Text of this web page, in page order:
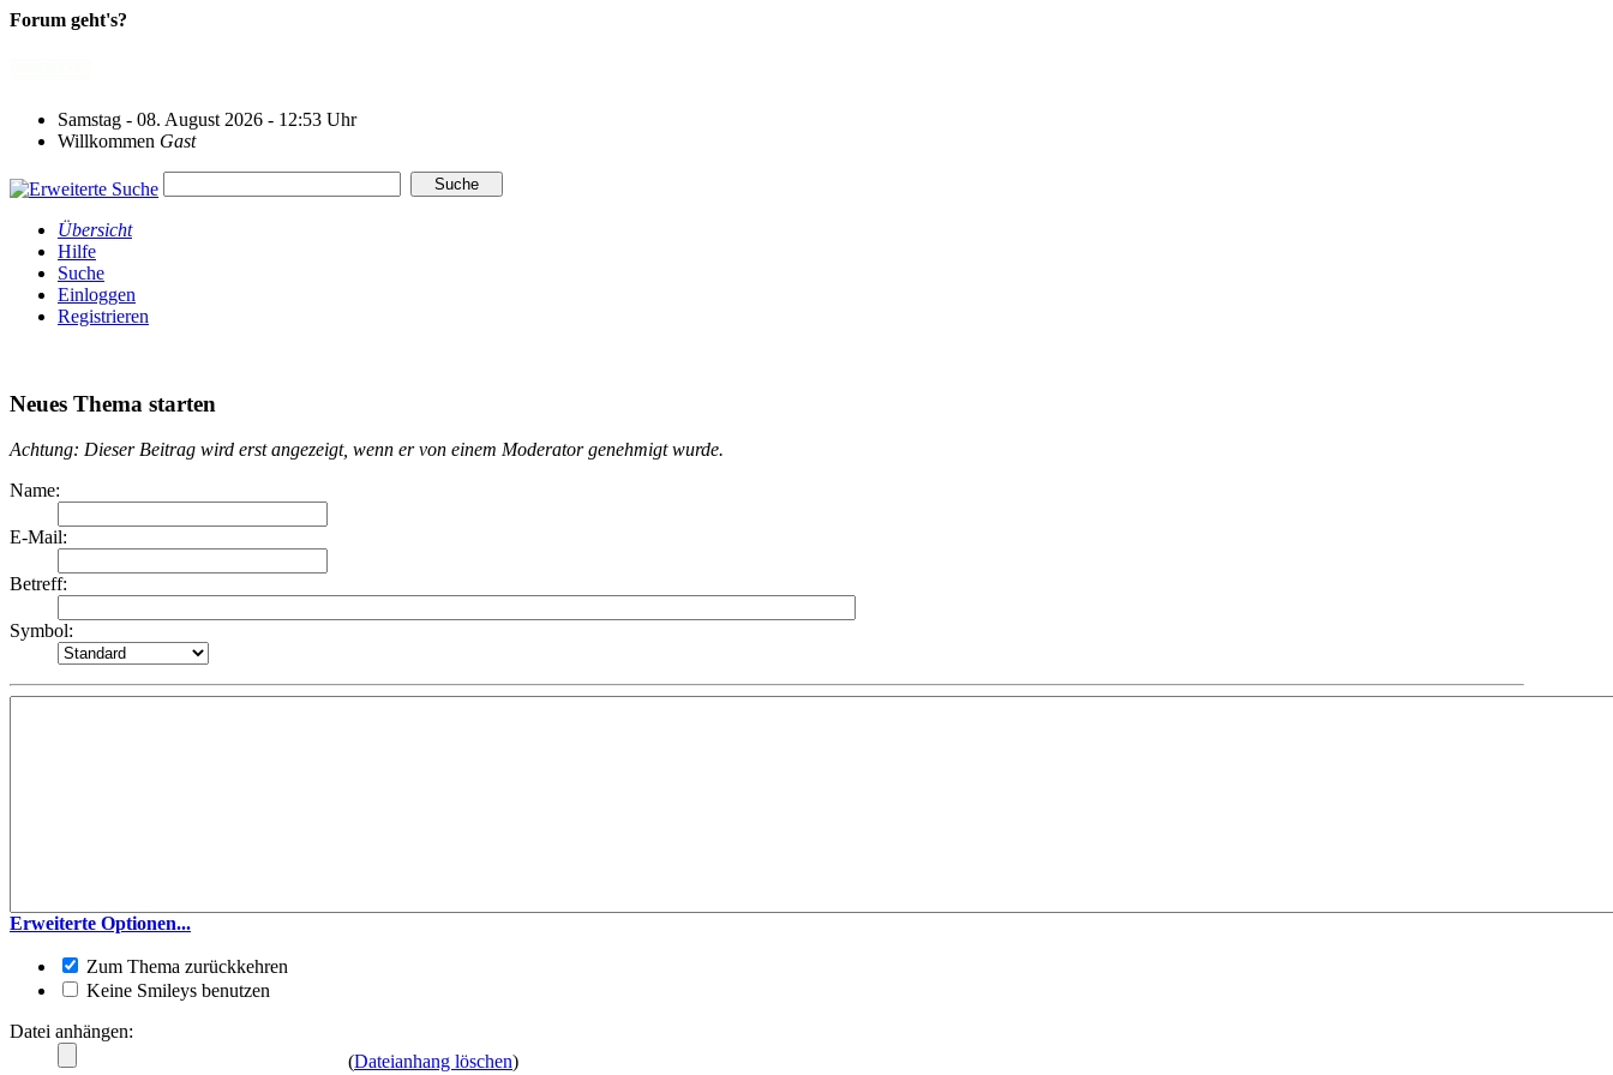
Forum geht's?
Samstag - 08. August 2026 - 12:53 Uhr
Willkommen Gast
Übersicht
Hilfe
Suche
Einloggen
Registrieren
Neues Thema starten
Achtung: Dieser Beitrag wird erst angezeigt, wenn er von einem Moderator genehmigt wurde.
Name:
E-Mail:
Betreff:
Symbol:
Erweiterte Optionen...
Zum Thema zurückkehren
Keine Smileys benutzen
Datei anhängen:
(Dateianhang löschen)